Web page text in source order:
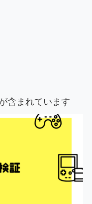
含まれています